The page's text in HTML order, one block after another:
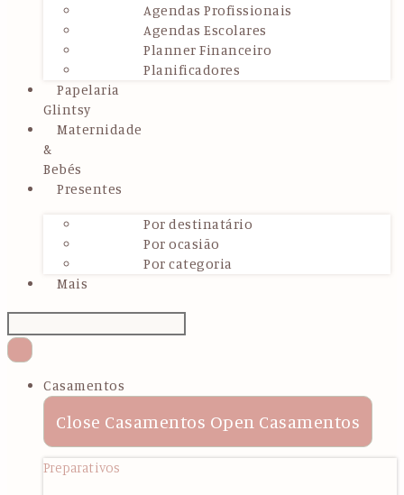
Agendas Profissionais
Agendas Escolares
Planner Financeiro
Planificadores
Papelaria
Glintsy
Maternidade
&
Bebés
Presentes
Por destinatário
Por ocasião
Por categoria
Mais
Casamentos
Close Casamentos Open Casamentos
Preparativos